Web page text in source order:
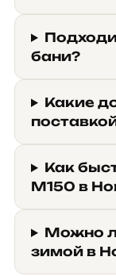
бани?
Какие
Как
М150 в
Можно
зимой в